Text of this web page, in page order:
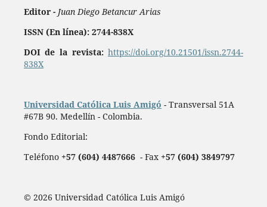
Editor - Juan Diego Betancur Arias
ISSN (En línea): 2744-838X
DOI de la revista:https://doi.org/10.21501/issn.2744-
838X
Universidad Católica Luis Amigó - Transversal 51A
#67B 90. Medellín - Colombia.
Fondo Editorial:
Teléfono +57 (604) 4487666- Fax +57 (604) 3849797
© 2026 Universidad Católica Luis Amigó